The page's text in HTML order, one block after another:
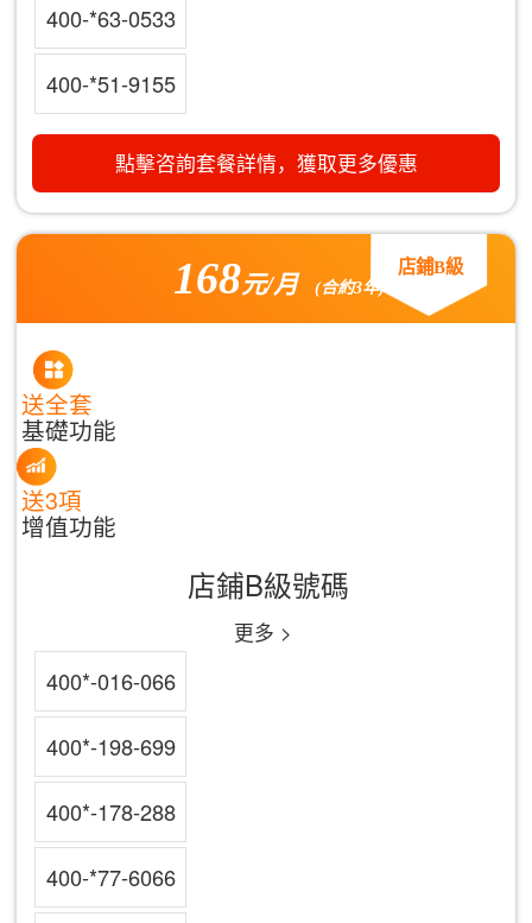
400-*63-0533
400-*51-9155
點擊咨詢套餐詳情，獲取更多優惠
168元/月 (合約3年)
店鋪B級
送全套
基礎功能
送3項
增值功能
店鋪B級號碼
更多 >
400*-016-066
400*-198-699
400*-178-288
400-*77-6066